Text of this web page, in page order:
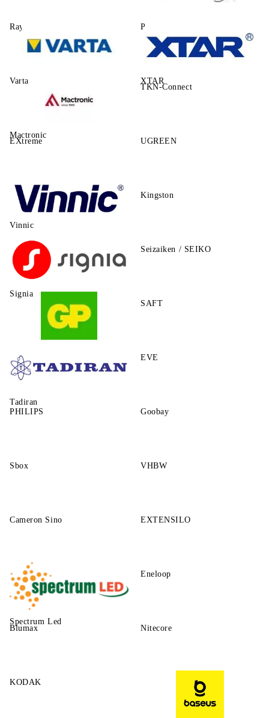
Rayovac Power One
Varta XTAR
Mactronic
TKN-Connect
EXtreme UGREEN
Vinnic
Kingston
Signia
Seizaiken / SEIKO
SAFT
Tadiran
EVE
PHILIPS Goobay
Sbox VHBW
Cameron Sino EXTENSILO
Spectrum Led
Eneloop
Blumax Nitecore
KODAK